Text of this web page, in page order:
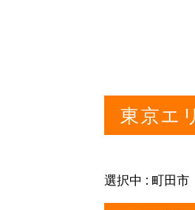
東京エ
選択中 : 町田市